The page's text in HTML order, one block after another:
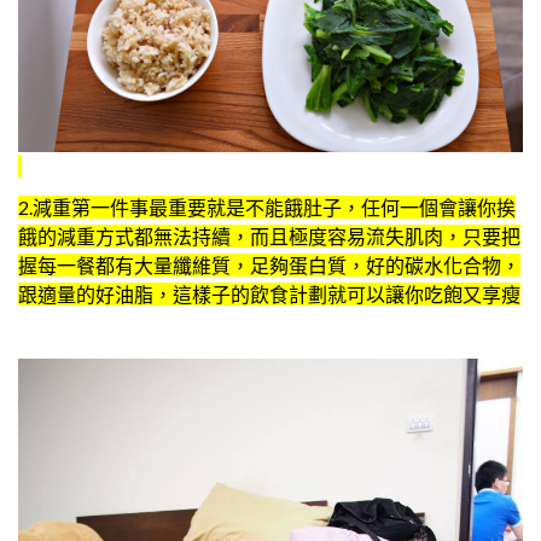
2.減重第一件事最重要就是不能餓肚子，任何一個會讓你挨
餓的減重方式都無法持續，而且極度容易流失肌肉，只要把
握每一餐都有大量纖維質，足夠蛋白質，好的碳水化合物，
跟適量的好油脂，這樣子的飲食計劃就可以讓你吃飽又享瘦